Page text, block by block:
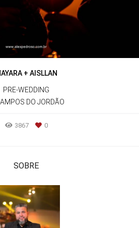
+ AISLLAN
PRE-WEDDING
DO JORDÃO
3867 0
SOBRE